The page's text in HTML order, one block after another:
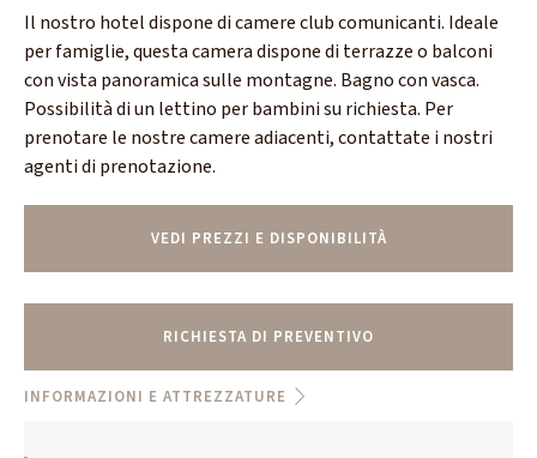
Il nostro hotel dispone di camere club comunicanti. Ideale
per famiglie, questa camera dispone di terrazze o balconi
con vista panoramica sulle montagne. Bagno con vasca.
Possibilità di un lettino per bambini su richiesta. Per
prenotare le nostre camere adiacenti, contattate i nostri
agenti di prenotazione.
VEDI PREZZI E DISPONIBILITÀ
RICHIESTA DI PREVENTIVO
INFORMAZIONI E ATTREZZATURE